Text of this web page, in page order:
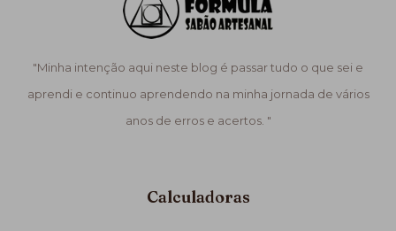
"Minha intenção aqui neste blog é passar tudo o que sei e
aprendi e continuo aprendendo na minha jornada de vários
anos de erros e acertos. "
Calculadoras